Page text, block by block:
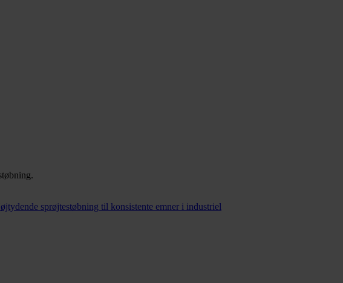
sprøjtestøbning til konsistente emner i industriel